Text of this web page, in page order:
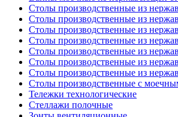
Столы производственные из
Столы производственные из
Столы производственные из
Столы производственные из
Столы производственные из
Столы производственные из
Столы производственные из
Столы производственные с
Тележки технологические
Стеллажи полочные